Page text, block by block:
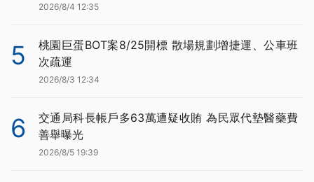
2026/8/4 12:35
5
桃園巨蛋BOT案8/25開標 散場規劃增捷運、公車班
次疏運
2026/8/3 12:34
6
交通局科長帳戶多63萬遭疑收賄 為民眾代墊醫藥費
善舉曝光
2026/8/5 19:39